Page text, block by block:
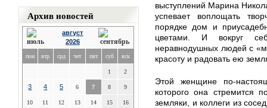
Архив новостей
август
2026
пон втр срд чет пят суб вск
1 2
3 4 5 6 7 8 9
10 11 12 13 14 15 16
выступлений Марина
успевает воплощать
порядке дом и
цветами. И вокруг
неравнодушных людей с
красоту и радовать ею
Этой женщине по-
которого она стремится
земляки, и коллеги из